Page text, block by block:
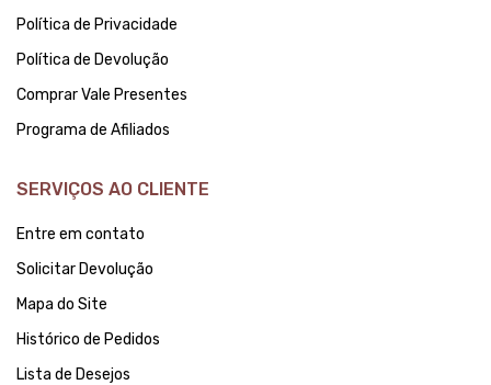
Política de Privacidade
Política de Devolução
Comprar Vale Presentes
Programa de Afiliados
SERVIÇOS AO CLIENTE
Entre em contato
Solicitar Devolução
Mapa do Site
Histórico de Pedidos
Lista de Desejos